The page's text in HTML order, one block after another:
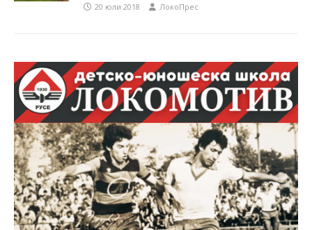
20 юли 2018 ЛокоПрес